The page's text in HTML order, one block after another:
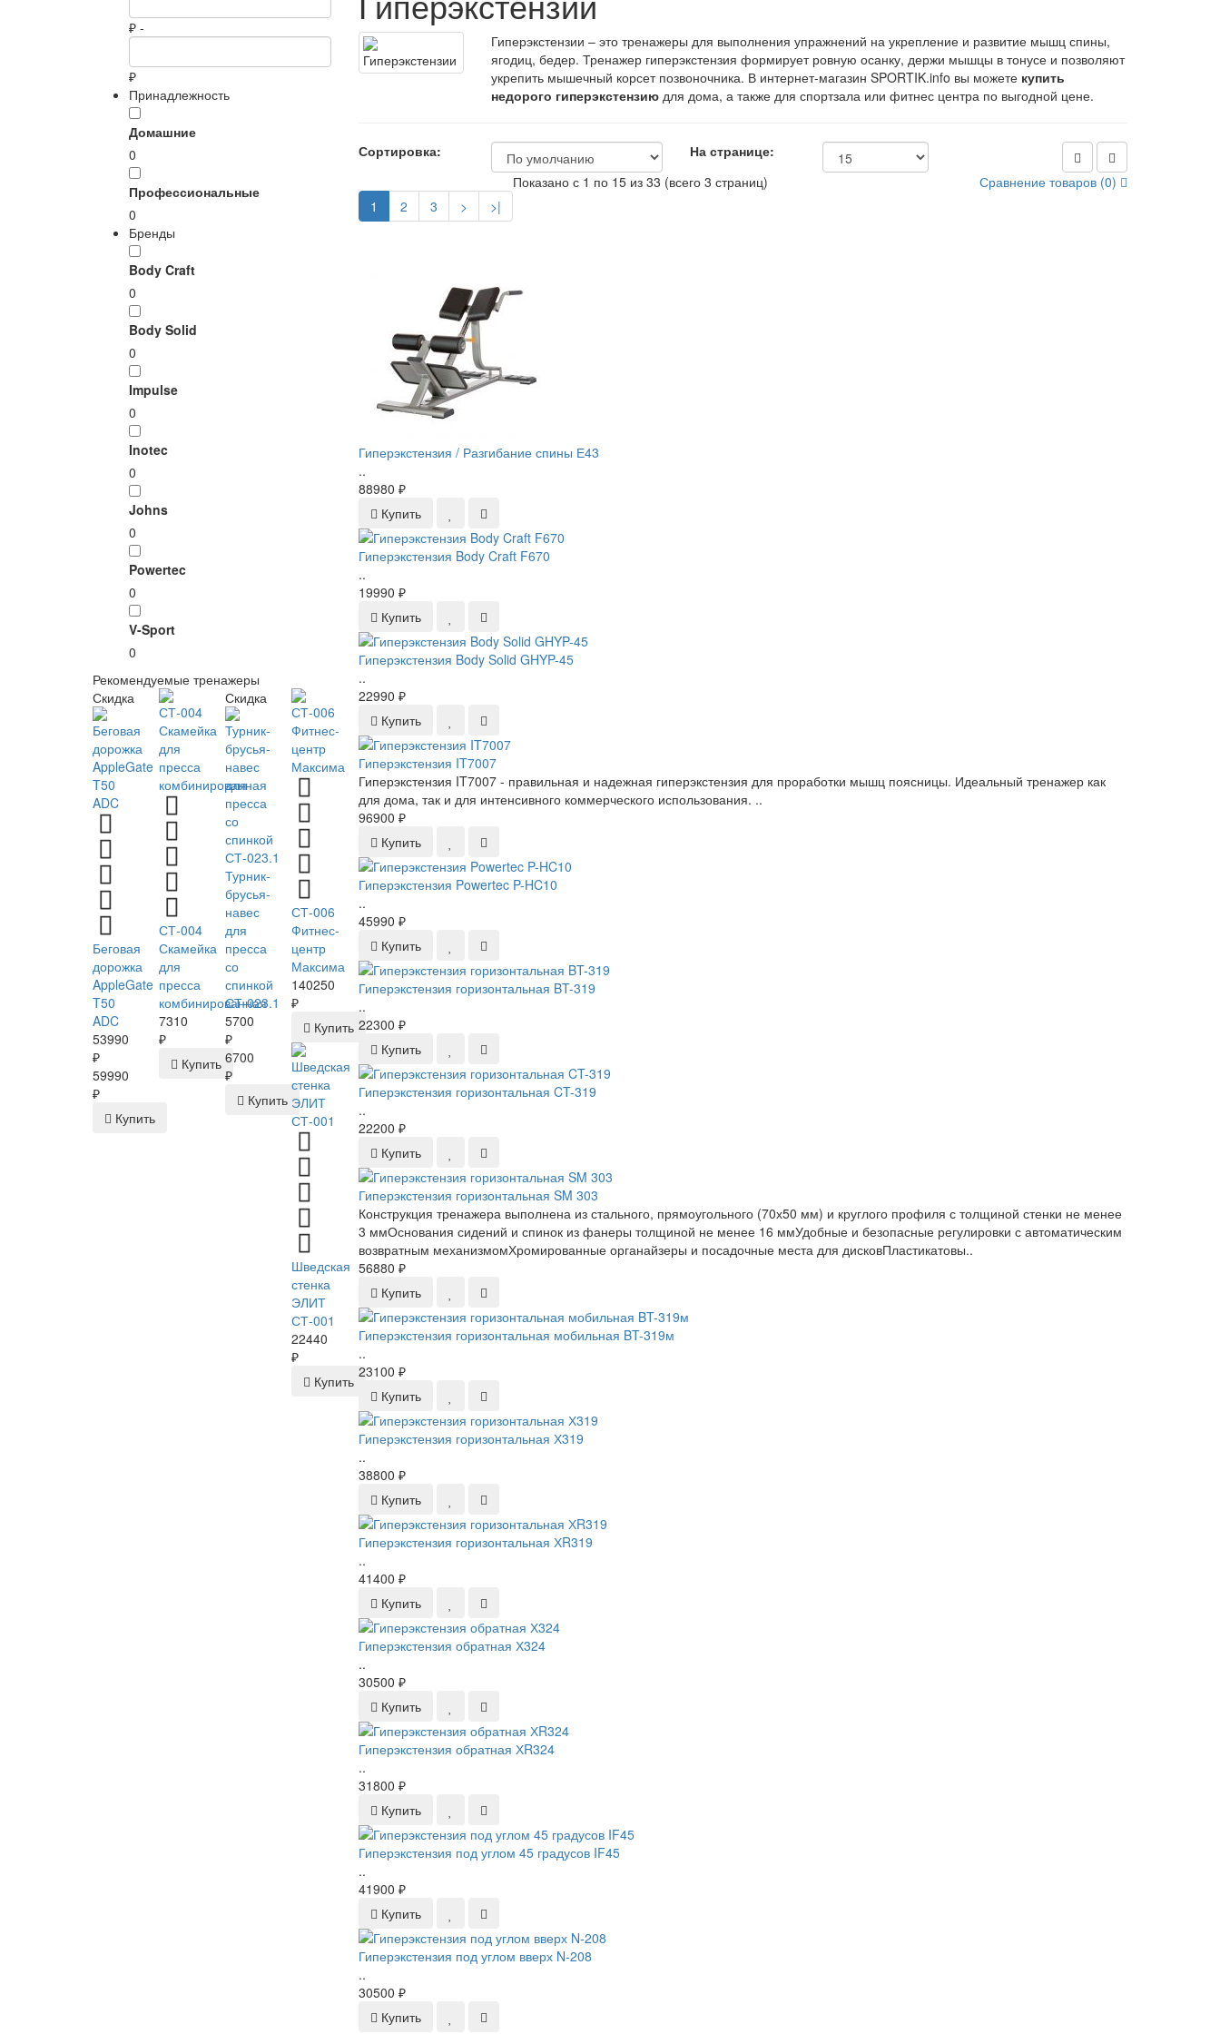
₽ -
₽
Принадлежность
Домашние
0
Профессиональные
0
Бренды
Body Craft
0
Body Solid
0
Impulse
0
Inotec
0
Johns
0
Powertec
0
V-Sport
0
Рекомендуемые тренажеры
Скидка
Беговая
дорожка
AppleGate
T50
ADC
53990
₽
59990
₽
Купить
СТ-004
Скамейка
для
пресса
комбинированная
7310
₽
Купить
Скидка
Турник-
брусья-
навес
для
пресса
со
спинкой
СТ-023.1
5700
₽
6700
₽
Купить
СТ-006
Фитнес-
центр
Максима
140250
₽
Купить
Шведская
стенка
ЭЛИТ
СТ-001
22440
₽
Купить
Гиперэкстензии – это тренажеры для выполнения упражнений на укрепление и развитие мышц спины,
ягодиц, бедер. Тренажер гиперэкстензия формирует ровную осанку, держи мышцы в тонусе и позволяют
укрепить мышечный корсет позвоночника. В интернет-магазин SPORTIK.info вы можете купить
недорого гиперэкстензиюдля дома, а также для спортзала или фитнес центра по выгодной цене.
Сортировка: На странице:
1 2 3 > >|
Показано с 1 по 15 из 33 (всего 3 страниц) Сравнение товаров (0)
Гиперэкстензия / Разгибание спины Е43
..
88980 ₽
Купить
Гиперэкстензия Body Craft F670
..
19990 ₽
Купить
Гиперэкстензия Body Solid GHYP-45
..
22990 ₽
Купить
Гиперэкстензия IT7007
Гиперэкстензия IT7007 - правильная и надежная гиперэкстензия для проработки мышц поясницы. Идеальный тренажер как
для дома, так и для интенсивного коммерческого использования. ..
96900 ₽
Купить
Гиперэкстензия Powertec P-HC10
..
45990 ₽
Купить
Гиперэкстензия горизонтальная BT-319
..
22300 ₽
Купить
Гиперэкстензия горизонтальная CT-319
..
22200 ₽
Купить
Гиперэкстензия горизонтальная SM 303
Конструкция тренажера выполнена из стального, прямоугольного (70х50 мм) и круглого профиля с толщиной стенки не менее
3 ммОснования сидений и спинок из фанеры толщиной не менее 16 ммУдобные и безопасные регулировки с автоматическим
возвратным механизмомХромированные органайзеры и посадочные места для дисковПластикатовы..
56880 ₽
Купить
Гиперэкстензия горизонтальная мобильная BT-319м
..
23100 ₽
Купить
Гиперэкстензия горизонтальная Х319
..
38800 ₽
Купить
Гиперэкстензия горизонтальная ХR319
..
41400 ₽
Купить
Гиперэкстензия обратная Х324
..
30500 ₽
Купить
Гиперэкстензия обратная ХR324
..
31800 ₽
Купить
Гиперэкстензия под углом 45 градусов IF45
..
41900 ₽
Купить
Гиперэкстензия под углом вверх N-208
..
30500 ₽
Купить